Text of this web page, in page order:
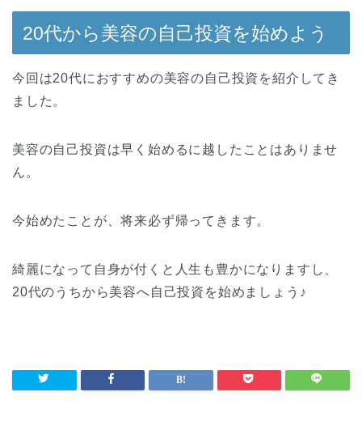
20代から美容の自己投資を始めよう
今回は20代におすすめの美容の自己投資を紹介してき
ました。
美容の自己投資は早く始めるに越したことはありませ
ん。
今始めたことが、将来必ず帰ってきます。
綺麗になって自身が付くと人生も豊かになりますし、
20代のうちから美容へ自己投資を始めましょう♪